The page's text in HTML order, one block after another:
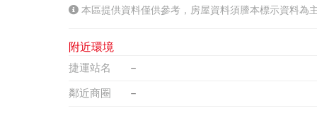
本區提供資料僅供參考，房屋資料須謄本標示資料為
附近環境
捷運站名 －
鄰近商圈 －